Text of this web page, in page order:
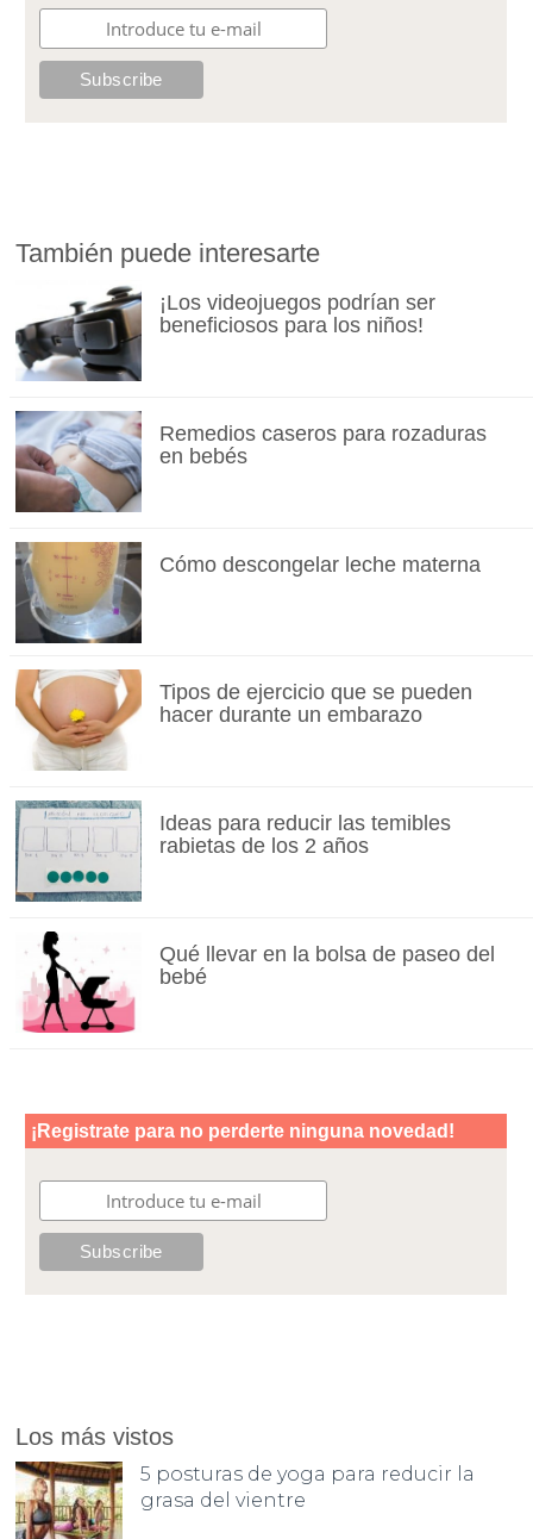
También puede interesarte
¡Los videojuegos podrían ser
beneficiosos para los niños!
Remedios caseros para rozaduras
en bebés
Cómo descongelar leche materna
Tipos de ejercicio que se pueden
hacer durante un embarazo
Ideas para reducir las temibles
rabietas de los 2 años
Qué llevar en la bolsa de paseo del
bebé
Los más vistos
5 posturas de yoga para reducir la
grasa del vientre